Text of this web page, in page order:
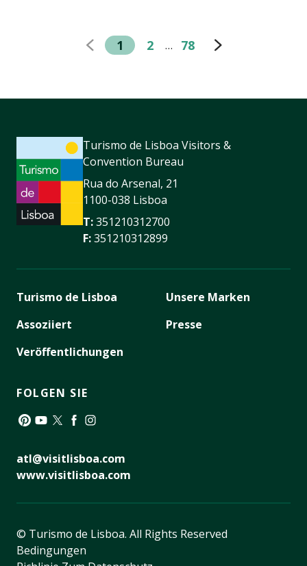
1 2 … 78
Turismo de Lisboa Visitors &
Convention Bureau
Rua do Arsenal, 21
1100-038 Lisboa
T:351210312700
F:351210312899
Turismo de Lisboa
Assoziiert
Veröffentlichungen
Unsere Marken
Presse
FOLGEN SIE
atl@visitlisboa.com
www.visitlisboa.com
© Turismo de Lisboa. All Rights Reserved
Bedingungen